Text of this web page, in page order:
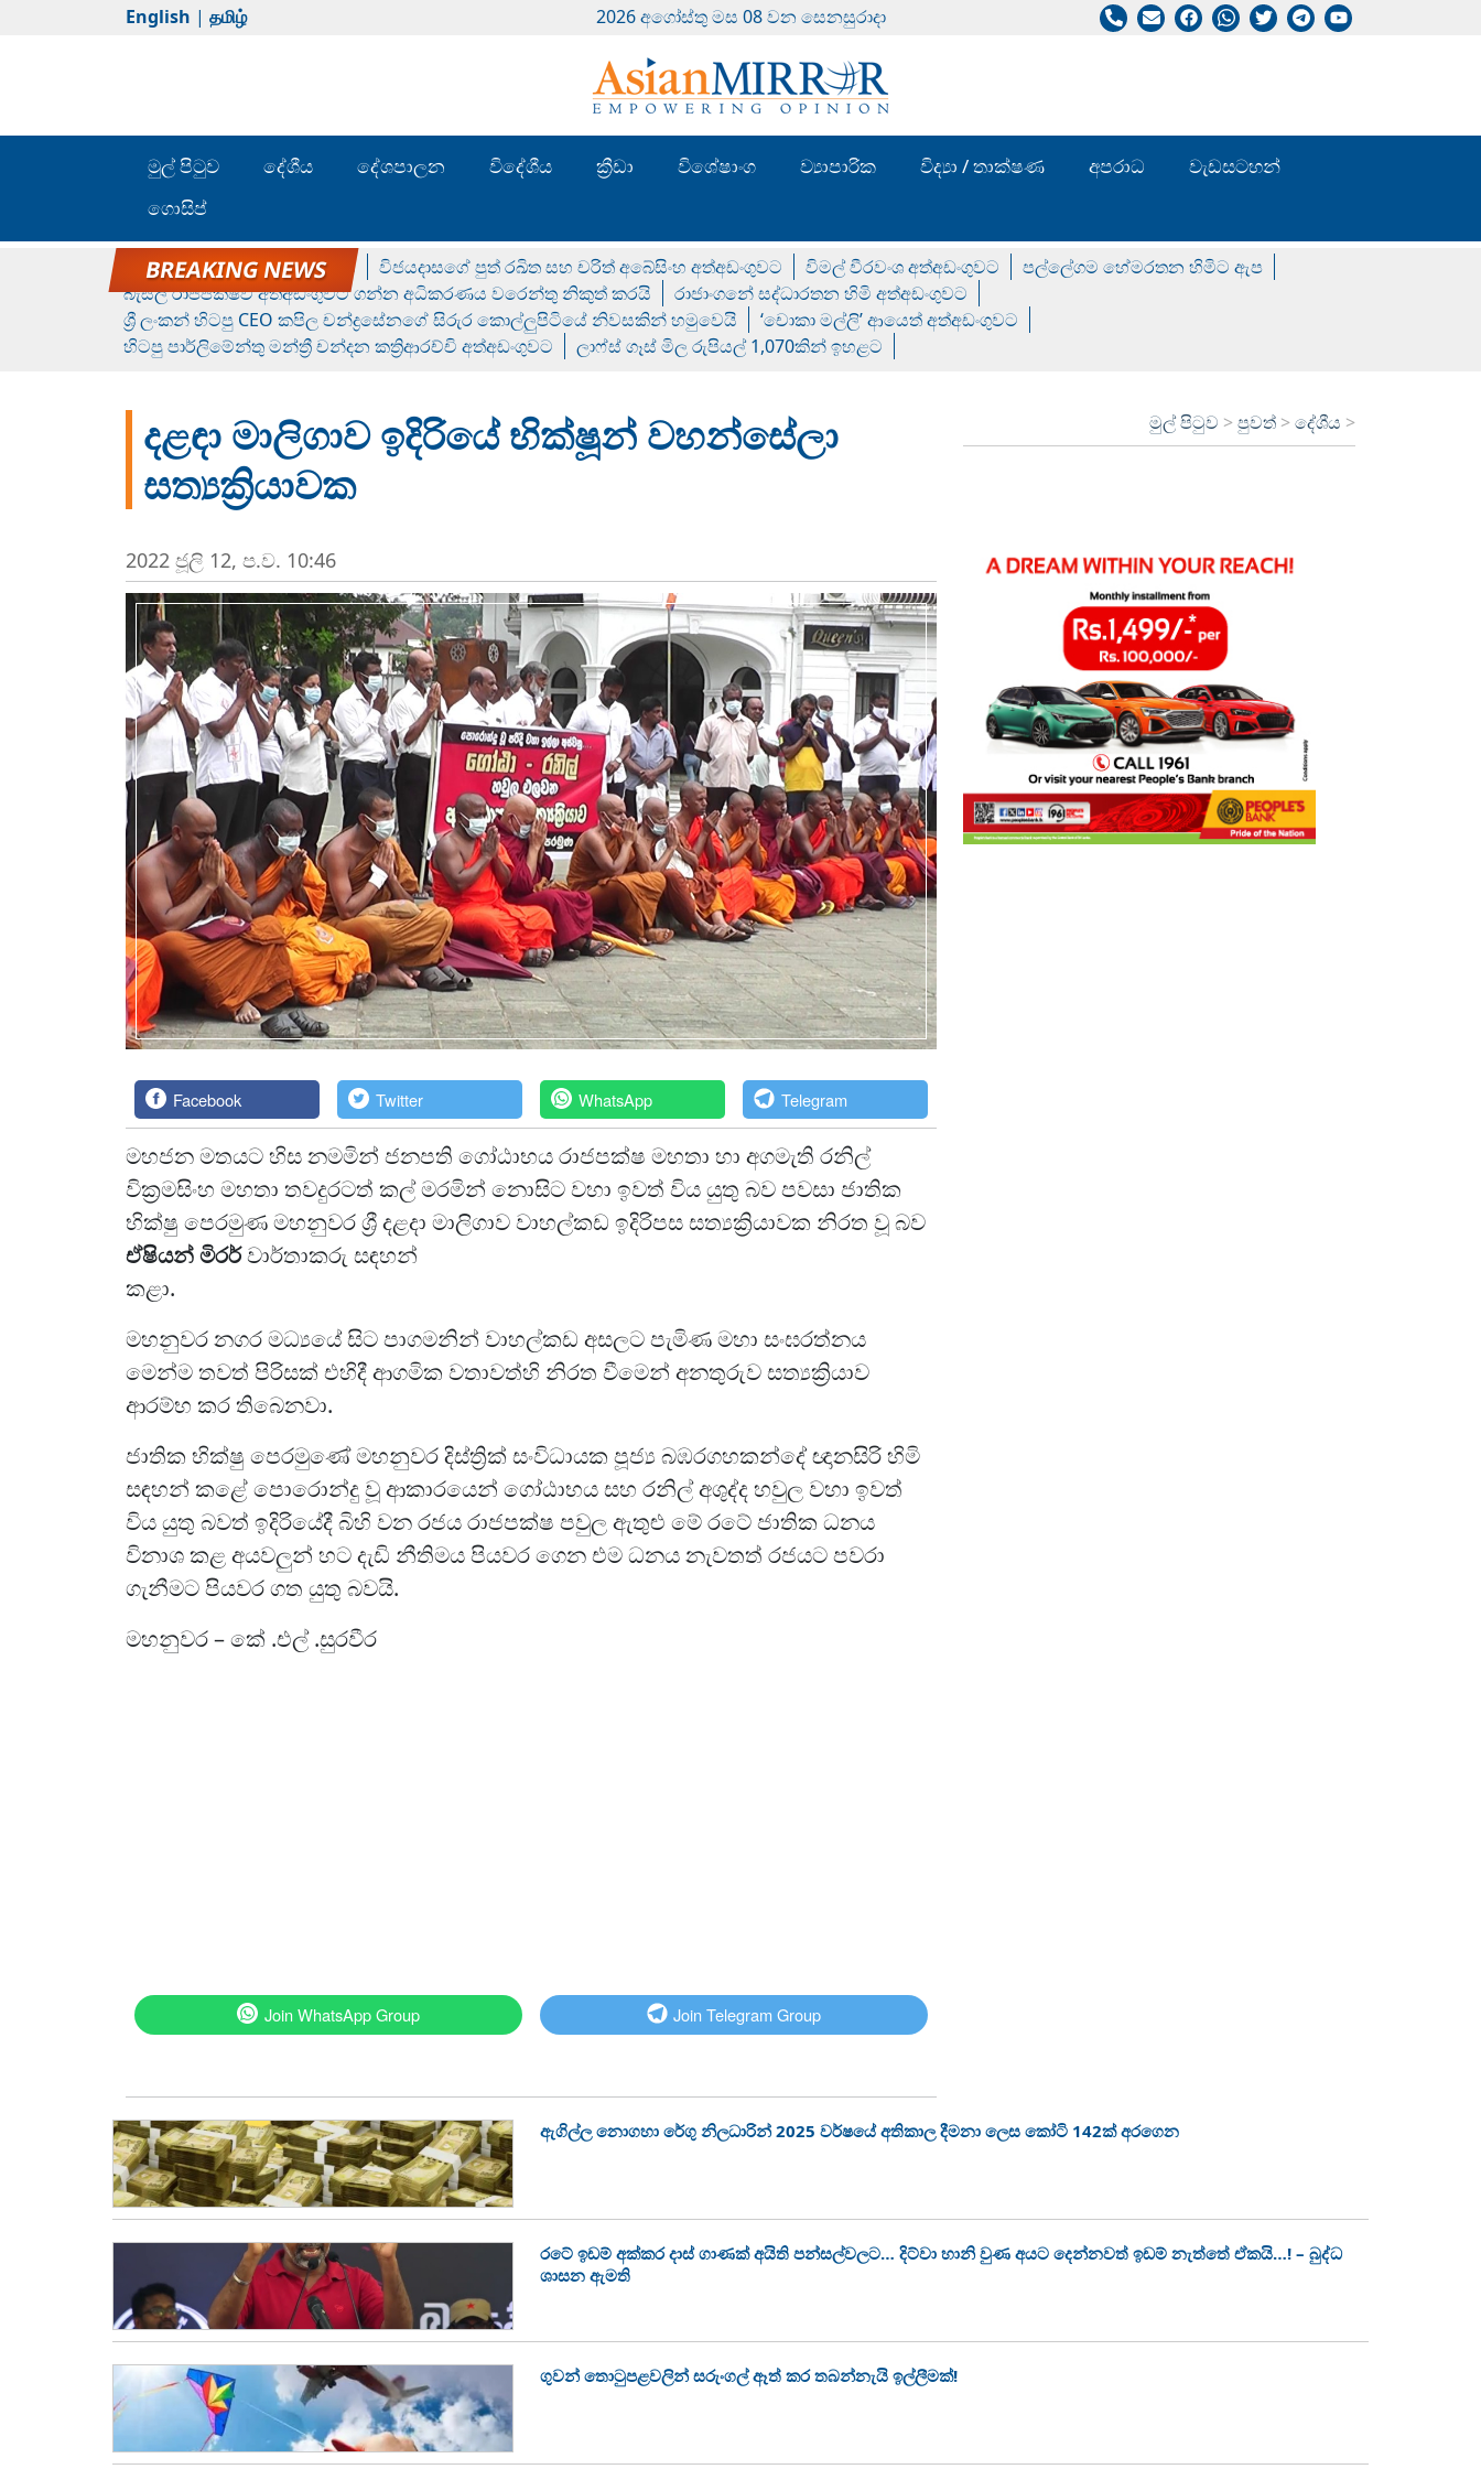
English | தமிழ் 2026 අගෝස්‍තු මස 08 වන සෙනසුරාදා
මුල් පිටුව දේශීය දේශපාලන විදේශීය ක්‍රීඩා විශේෂාංග ව්‍යාපාරික විද්‍යා / තාක්ෂණ අපරාධ
වැඩසටහන්
ගොසිප්
රන් ගෙනා රුමේෂ්ගේ හෙල්ලය විජයදාසගේ පුත් රඛිත සහ චරිත් අබේසිංහ අත්අඩංගුවට විමල් වීරවංශ අත්අඩංගුවට
පල්ලේගම හේමරතන හිමිට ඇප
බැසිල් රාජපක්ෂව අත්අඩංගුවට ගන්න අධිකරණය වරෙන්තු නිකුත් කරයි
රාජාංගනේ සද්ධාරතන හිමි අත්අඩංගුවට
ශ්‍රී ලංකන් හිටපු CEO කපිල චන්ද්‍රසේනගේ සිරුර කොල්ලුපිටියේ නිවසකින් හමුවෙයි
‘චොකා මල්ලි’ ආයෙත් අත්අඩංගුවට
හිටපු පාර්ලිමේන්තු මන්ත්‍රී චන්දන කත්‍රිආරච්චි අත්අඩංගුවට
ලාෆ්ස් ගෑස් මිල රුපියල් 1,070කින් ඉහළට
දළඳා මාලිගාව ඉදිරියේ භික්ෂූන් වහන්සේලා
සත්‍යක්‍රියාවක
මුල් පිටුව >පුවත් >දේශීය >
2022 ජූලි 12, ප.ව. 10:46
Facebook Twitter WhatsApp Telegram
මහජන මතයට හිස නමමින් ජනපති ගෝඨාභය රාජපක්ෂ මහතා හා අගමැති රනිල්
වික්‍රමසිංහ මහතා තවදුරටත් කල් මරමින් නොසිට වහා ඉවත් විය යුතු බව පවසා ජාතික
භික්ෂු පෙරමුණ මහනුවර ශ්‍රී දළදා මාලිගාව වාහල්කඩ ඉදිරිපස සත්‍යක්‍රියාවක නිරත වූ බව
ඒෂියන් මිරර්වාර්තාකරු සඳහන්
කළා.
මහනුවර නගර මධ්‍යයේ සිට පාගමනින් වාහල්කඩ අසලට පැමිණ මහා සංඝරත්නය
මෙන්ම තවත් පිරිසක් එහිදී ආගමික වතාවත්හි නිරත වීමෙන් අනතුරුව සත්‍යක්‍රියාව
ආරම්භ කර තිබෙනවා.
ජාතික භික්ෂු පෙරමුණේ මහනුවර දිස්ත්‍රික් සංවිධායක පූජ්‍ය බඹරගහකන්දේ ඥානසිරි හිමි
සඳහන් කළේ පොරොන්දු වූ ආකාරයෙන් ගෝඨාභය සහ රනිල් අශුද්ද හවුල වහා ඉවත්
විය යුතු බවත් ඉදිරියේදී බිහි වන රජය රාජපක්ෂ පවුල ඇතුළු මේ රටේ ජාතික ධනය
විනාශ කළ අයවලුන් හට දැඩි නීතිමය පියවර ගෙන එම ධනය නැවතත් රජයට පවරා
ගැනීමට පියවර ගත යුතු බවයි.
මහනුවර – කේ .එල් .සුරවීර
Join WhatsApp Group Join Telegram Group
ඇගිල්ල නොගහා රේගු නිලධාරින් 2025 වර්ෂයේ අතිකාල දීමනා ලෙස කෝටි 142ක් අරගෙන
රටේ ඉඩම් අක්කර දාස් ගාණක් අයිති පන්සල්වලට… දිට්වා හානි වුණ අයට දෙන්නවත් ඉඩම් නැත්තේ ඒකයි…! – බුද්ධ
ශාසන ඇමති
ගුවන් තොටුපළවලින් සරුංගල් ඈත් කර තබන්නැයි ඉල්ලීමක්!